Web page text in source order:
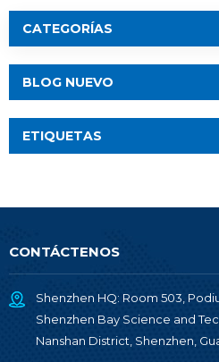
CATEGORÍAS
BLOG NUEVO
ETIQUETAS
CONTÁCTENOS
Shenzhen HQ: Room 503,
Shenzhen Bay Science and
Nanshan District, Shenzhen,